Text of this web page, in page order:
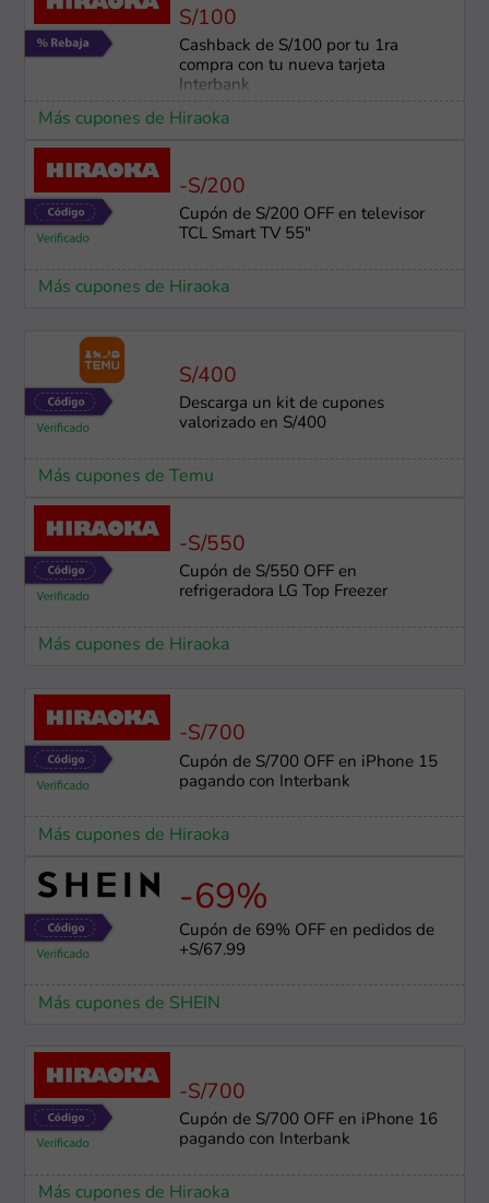
S/100
Cashback de S/100 por tu 1ra
compra con tu nueva tarjeta
Interbank
Más cupones de Hiraoka
-S/200
Cupón de S/200 OFF en televisor
TCL Smart TV 55"
Más cupones de Hiraoka
S/400
Descarga un kit de cupones
valorizado en S/400
Más cupones de Temu
-S/550
Cupón de S/550 OFF en
refrigeradora LG Top Freezer
Más cupones de Hiraoka
-S/700
Cupón de S/700 OFF en iPhone 15
pagando con Interbank
Más cupones de Hiraoka
-69%
Cupón de 69% OFF en pedidos de
+S/67.99
Más cupones de SHEIN
-S/700
Cupón de S/700 OFF en iPhone 16
pagando con Interbank
Más cupones de Hiraoka